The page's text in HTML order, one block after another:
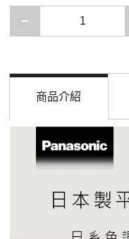
減少一項
商品介紹